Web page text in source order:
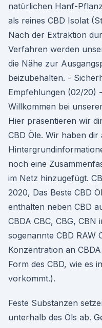
natürlichen Hanf-
als reines CBD Isolat
Nach der Extraktion
Verfahren werden
die Nähe zur
beizubehalten. -
Empfehlungen (02/20)
Willkommen bei
Hier präsentieren wir
CBD Öle. Wir haben
noch eine
im Netz hinzugefügt.
2020, Das Beste CBD
enthalten neben CBD
CBDA CBC, CBG, CBN
sogenannte CBD RAW
Konzentration an
Form des CBD, wie es
vorkommt.).
Feste Substanzen
unterhalb des Öls ab.